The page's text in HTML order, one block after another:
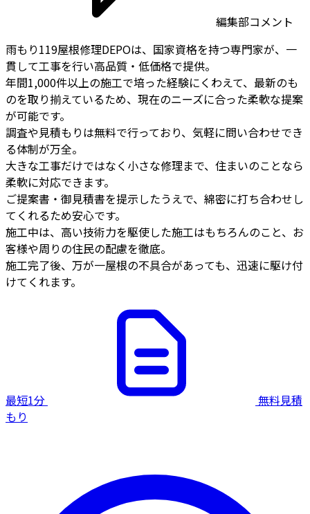
編集部コメント
雨もり119屋根修理DEPOは、国家資格を持つ専門家が、一
貫して工事を行い高品質・低価格で提供。
年間1,000件以上の施工で培った経験にくわえて、最新のも
のを取り揃えているため、現在のニーズに合った柔軟な提案
が可能です。
調査や見積もりは無料で行っており、気軽に問い合わせでき
る体制が万全。
大きな工事だけではなく小さな修理まで、住まいのことなら
柔軟に対応できます。
ご提案書・御見積書を提示したうえで、綿密に打ち合わせし
てくれるため安心です。
施工中は、高い技術力を駆使した施工はもちろんのこと、お
客様や周りの住民の配慮を徹底。
施工完了後、万が一屋根の不具合があっても、迅速に駆け付
けてくれます。
最短1分
無料見積
もり